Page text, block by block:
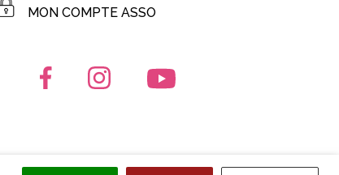
MON COMPTE ASSO
Lien vers le compte Facebook
Lien vers le compte Instagram
Lien vers la chaîne